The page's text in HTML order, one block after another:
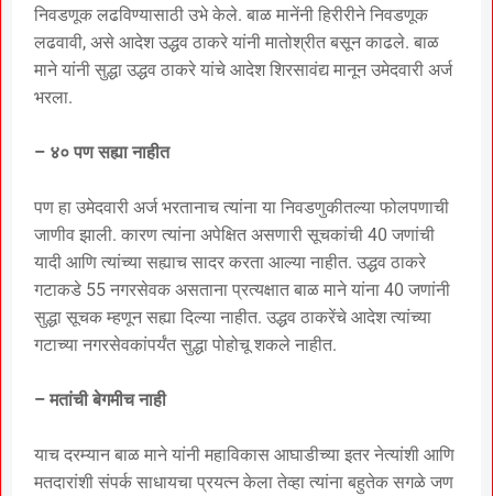
निवडणूक लढविण्यासाठी उभे केले. बाळ मानेंनी हिरीरीने निवडणूक
लढवावी, असे आदेश उद्धव ठाकरे यांनी मातोश्रीत बसून काढले. बाळ
माने यांनी सुद्धा उद्धव ठाकरे यांचे आदेश शिरसावंद्य मानून उमेदवारी अर्ज
भरला.
– ४० पण सह्या नाहीत
पण हा उमेदवारी अर्ज भरतानाच त्यांना या निवडणुकीतल्या फोलपणाची
जाणीव झाली. कारण त्यांना अपेक्षित असणारी सूचकांची 40 जणांची
यादी आणि त्यांच्या सह्याच सादर करता आल्या नाहीत. उद्धव ठाकरे
गटाकडे 55 नगरसेवक असताना प्रत्यक्षात बाळ माने यांना 40 जणांनी
सुद्धा सूचक म्हणून सह्या दिल्या नाहीत. उद्धव ठाकरेंचे आदेश त्यांच्या
गटाच्या नगरसेवकांपर्यंत सुद्धा पोहोचू शकले नाहीत.
– मतांची बेगमीच नाही
याच दरम्यान बाळ माने यांनी महाविकास आघाडीच्या इतर नेत्यांशी आणि
मतदारांशी संपर्क साधायचा प्रयत्न केला तेव्हा त्यांना बहुतेक सगळे जण